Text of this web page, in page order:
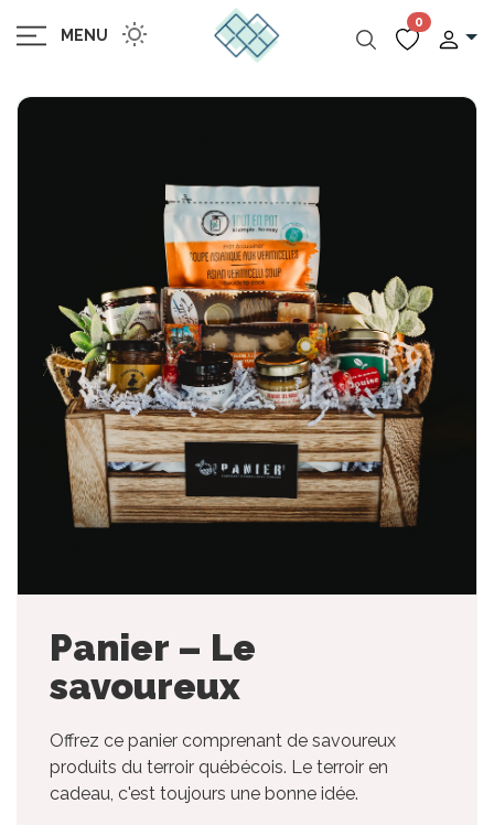
MENU
0
Panier – Le
savoureux
Offrez ce panier comprenant de savoureux
produits du terroir québécois. Le terroir en
cadeau, c'est toujours une bonne idée.